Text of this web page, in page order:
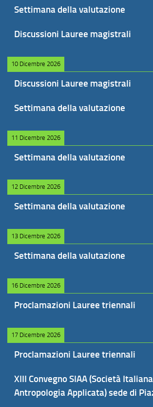
Settimana della valutazione
Discussioni Lauree magistrali
10 Dicembre 2026
Discussioni Lauree magistrali
Settimana della valutazione
11 Dicembre 2026
Settimana della valutazione
12 Dicembre 2026
Settimana della valutazione
13 Dicembre 2026
Settimana della valutazione
16 Dicembre 2026
Proclamazioni Lauree triennali
17 Dicembre 2026
Proclamazioni Lauree triennali
XIII Convegno SIAA (Società Italiana
Antropologia Applicata) sede di